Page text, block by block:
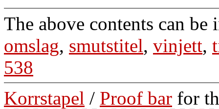
The above contents can be
omslag, smutstitel, vinjett,
538
Korrstapel / Proof bar for